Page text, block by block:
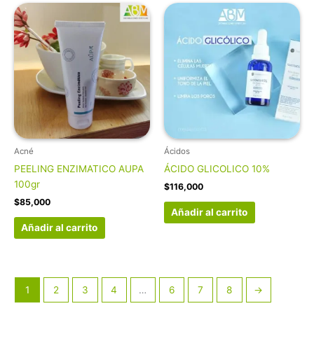
Acné
PEELING ENZIMATICO AUPA
100gr
$85,000
Añadir al carrito
Ácidos
ÁCIDO GLICOLICO 10%
$116,000
Añadir al carrito
1 2 3 4 … 6 7 8 →